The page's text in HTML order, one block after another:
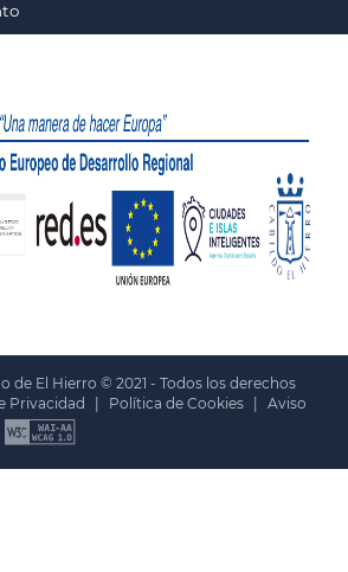
de El Hierro © 2021 - Todos los derechos
Privacidad Política de Cookies
Aviso